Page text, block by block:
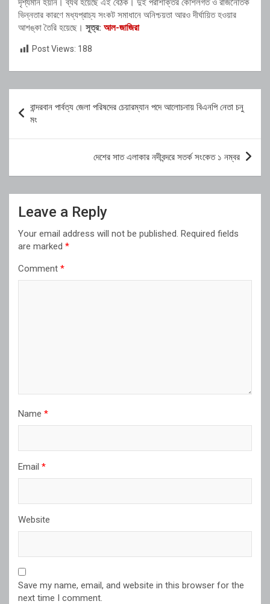
দৃশ্যমান হয়নি। ব্যর্থ হয়েছে এই বৈঠক। দুই পরাশক্তির কৌশলগত ও রাজনৈতিক
ভিন্নতার কারণে মধ্যপ্রাচ্য সংকট সমাধানে অনিশ্চয়তা আরও দীর্ঘায়িত হওয়ার
আশঙ্কা তৈরি হয়েছে। সূত্র: আল-জাজিরা
Post Views: 188
navigation
বান্দরবান পার্বত্য জেলা পরিষদের চেয়ারম্যান পদে আলোচনায় বিএনপি নেতা চনু
মং
দেশের সাত এলাকার নদীবন্দরে সতর্ক সংকেত ১ নম্বর
Leave a Reply
Your email address will not be published. Required fields
are marked *
Comment *
Name *
Email *
Website
Save my name, email, and website in this browser for the
next time I comment.